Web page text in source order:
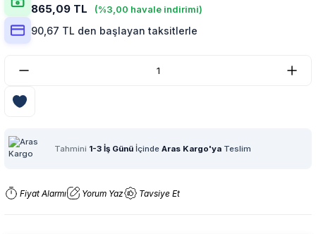
865,09 TL (%3,00 havale indirimi)
90,67 TL den başlayan taksitlerle
Tahmini 1-3 İş Günü İçinde Aras Kargo'ya Teslim
Fiyat Alarmı Yorum Yaz Tavsiye Et